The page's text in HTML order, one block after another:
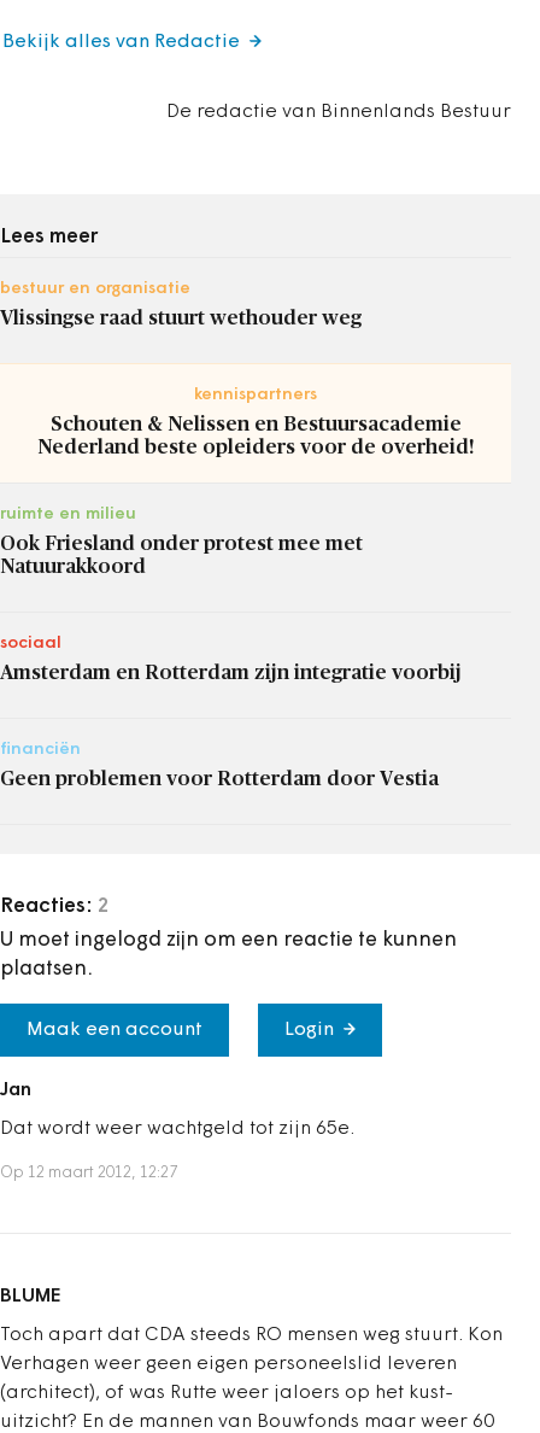
De redactie van Binnenlands Bestuur
Bekijk alles van Redactie
Lees meer
bestuur en organisatie
Vlissingse raad stuurt wethouder weg
kennispartners
Schouten & Nelissen en Bestuursacademie
Nederland beste opleiders voor de overheid!
ruimte en milieu
Ook Friesland onder protest mee met
Natuurakkoord
sociaal
Amsterdam en Rotterdam zijn integratie voorbij
financiën
Geen problemen voor Rotterdam door Vestia
Reacties: 2
U moet ingelogd zijn om een reactie te kunnen
plaatsen.
Maak een account Login
Jan
Dat wordt weer wachtgeld tot zijn 65e.
Op 12 maart 2012, 12:27
BLUME
Toch apart dat CDA steeds RO mensen weg stuurt. Kon
Verhagen weer geen eigen personeelslid leveren
(architect), of was Rutte weer jaloers op het kust-
uitzicht? En de mannen van Bouwfonds maar weer 60